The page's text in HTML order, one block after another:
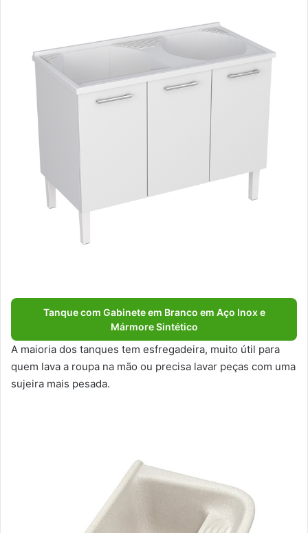
Tanque com Gabinete em Branco em Aço Inox e
Mármore Sintético
A maioria dos tanques tem esfregadeira, muito útil para
quem lava a roupa na mão ou precisa lavar peças com uma
sujeira mais pesada.